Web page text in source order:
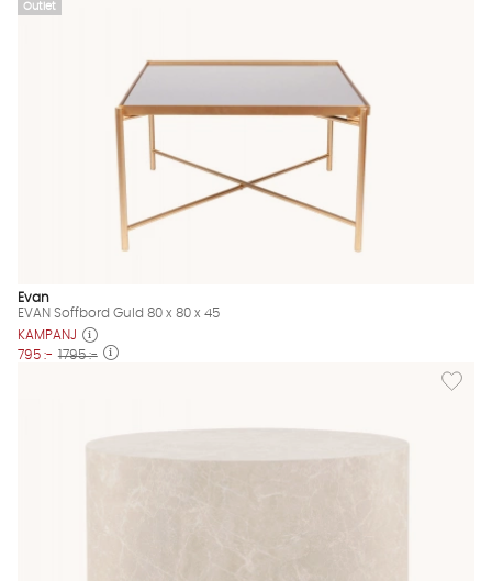
Outlet
Evan
EVAN Soffbord Guld 80 x 80 x 45
KAMPANJ
795 :- 1795 :-
Lägg